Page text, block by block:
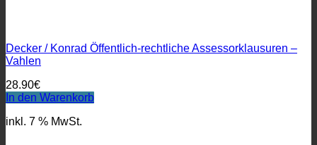
Decker / Konrad Öffentlich-rechtliche Assessorklausuren –
Vahlen
28.90€
In den Warenkorb
inkl. 7 % MwSt.